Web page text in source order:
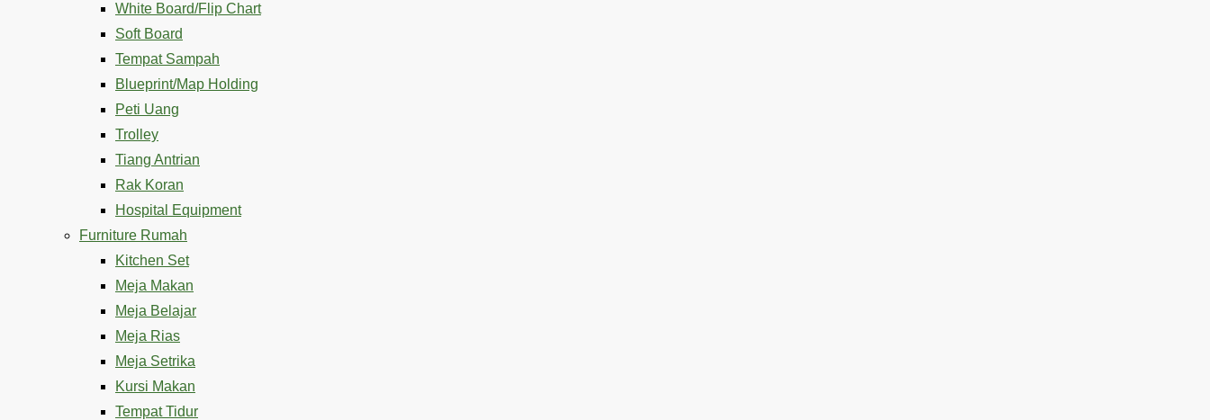
White Board/Flip Chart
Soft Board
Tempat Sampah
Blueprint/Map Holding
Peti Uang
Trolley
Tiang Antrian
Rak Koran
Hospital Equipment
Furniture Rumah
Kitchen Set
Meja Makan
Meja Belajar
Meja Rias
Meja Setrika
Kursi Makan
Tempat Tidur